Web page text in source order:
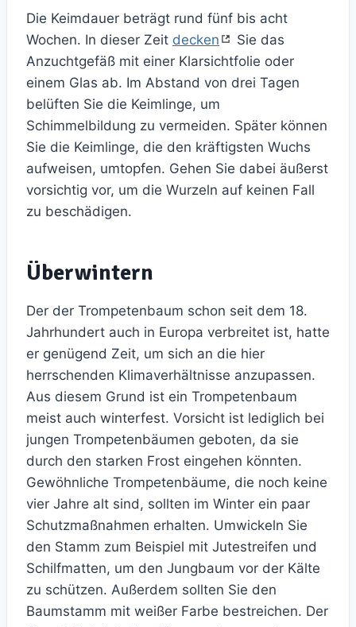
Die Keimdauer beträgt rund fünf bis acht
Wochen. In dieser Zeit decken
Sie das
Anzuchtgefäß mit einer Klarsichtfolie oder
einem Glas ab. Im Abstand von drei Tagen
belüften Sie die Keimlinge, um
Schimmelbildung zu vermeiden. Später können
Sie die Keimlinge, die den kräftigsten Wuchs
aufweisen, umtopfen. Gehen Sie dabei äußerst
vorsichtig vor, um die Wurzeln auf keinen Fall
zu beschädigen.
Überwintern
Der der Trompetenbaum schon seit dem 18.
Jahrhundert auch in Europa verbreitet ist, hatte
er genügend Zeit, um sich an die hier
herrschenden Klimaverhältnisse anzupassen.
Aus diesem Grund ist ein Trompetenbaum
meist auch winterfest. Vorsicht ist lediglich bei
jungen Trompetenbäumen geboten, da sie
durch den starken Frost eingehen könnten.
Gewöhnliche Trompetenbäume, die noch keine
vier Jahre alt sind, sollten im Winter ein paar
Schutzmaßnahmen erhalten. Umwickeln Sie
den Stamm zum Beispiel mit Jutestreifen und
Schilfmatten, um den Jungbaum vor der Kälte
zu schützen. Außerdem sollten Sie den
Baumstamm mit weißer Farbe bestreichen. Der